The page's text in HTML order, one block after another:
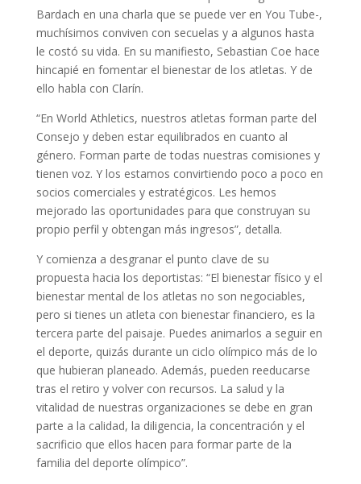
Bardach en una charla que se puede ver en You Tube-,
muchísimos conviven con secuelas y a algunos hasta
le costó su vida. En su manifiesto, Sebastian Coe hace
hincapié en fomentar el bienestar de los atletas. Y de
ello habla con Clarín.
“En World Athletics, nuestros atletas forman parte del
Consejo y deben estar equilibrados en cuanto al
género. Forman parte de todas nuestras comisiones y
tienen voz. Y los estamos convirtiendo poco a poco en
socios comerciales y estratégicos. Les hemos
mejorado las oportunidades para que construyan su
propio perfil y obtengan más ingresos”, detalla.
Y comienza a desgranar el punto clave de su
propuesta hacia los deportistas: “El bienestar físico y el
bienestar mental de los atletas no son negociables,
pero si tienes un atleta con bienestar financiero, es la
tercera parte del paisaje. Puedes animarlos a seguir en
el deporte, quizás durante un ciclo olímpico más de lo
que hubieran planeado. Además, pueden reeducarse
tras el retiro y volver con recursos. La salud y la
vitalidad de nuestras organizaciones se debe en gran
parte a la calidad, la diligencia, la concentración y el
sacrificio que ellos hacen para formar parte de la
familia del deporte olímpico”.